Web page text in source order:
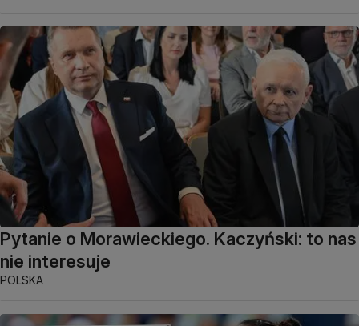
Pytanie o Morawieckiego. Kaczyński: to nas
nie interesuje
POLSKA